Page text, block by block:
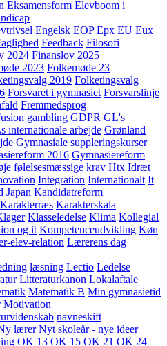
Eksamensform Elevboom i
Engelsk EOP Epx EU Eux
Feedback Filosofi
2024 Finanslov 2025
2023 Folkemøde 23
2019 Folketingsvalg
Forsvaret i gymnasiet Forsvarslinje
Fremmedsprog
gambling GDPR GL's
internationale arbejde Grønland
Gymnasiale suppleringskurser
2016 Gymnasiereform
følelsesmæssige krav Htx Idræt
Integration Internationalt It
Japan Kandidatreform
Karakterræs Karakterskala
Klasseledelse Klima Kollegial
og it Kompetenceudvikling Køn
elev-relation Lærerens dag
læsning Lectio Ledelse
Litteraturkanon Lokalaftale
Matematik B Min gymnasietid
Motivation
navneskift
lærer Nyt skoleår - nye ideer
OK 13 OK 15 OK 21 OK 24